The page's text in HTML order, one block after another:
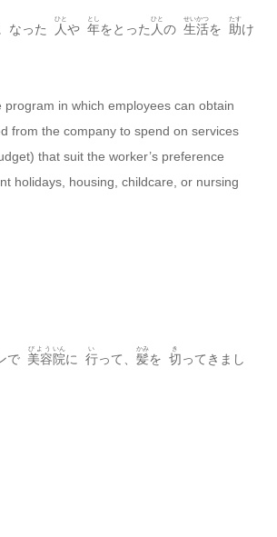
なった 人
ひと
や 年
とし
をとった 人
ひと
の 生活
せいかつ
を 助
たす
け
program in which employees can obtain
from the company to spend on services
that suit the worker’s preference
holidays, housing, childcare, or nursing
で 美容
びよう
院
いん
に 行
い
って、 髪
かみ
を 切
き
ってきまし